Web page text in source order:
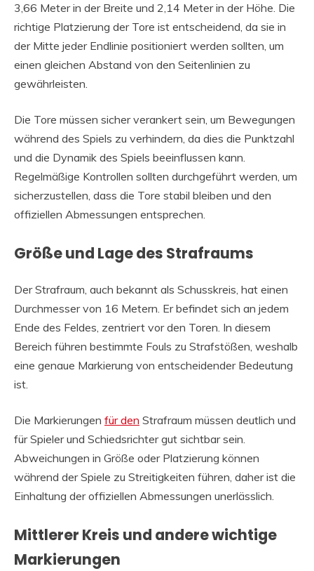
3,66 Meter in der Breite und 2,14 Meter in der Höhe. Die
richtige Platzierung der Tore ist entscheidend, da sie in
der Mitte jeder Endlinie positioniert werden sollten, um
einen gleichen Abstand von den Seitenlinien zu
gewährleisten.
Die Tore müssen sicher verankert sein, um Bewegungen
während des Spiels zu verhindern, da dies die Punktzahl
und die Dynamik des Spiels beeinflussen kann.
Regelmäßige Kontrollen sollten durchgeführt werden, um
sicherzustellen, dass die Tore stabil bleiben und den
offiziellen Abmessungen entsprechen.
Größe und Lage des Strafraums
Der Strafraum, auch bekannt als Schusskreis, hat einen
Durchmesser von 16 Metern. Er befindet sich an jedem
Ende des Feldes, zentriert vor den Toren. In diesem
Bereich führen bestimmte Fouls zu Strafstößen, weshalb
eine genaue Markierung von entscheidender Bedeutung
ist.
Die Markierungen für den Strafraum müssen deutlich und
für Spieler und Schiedsrichter gut sichtbar sein.
Abweichungen in Größe oder Platzierung können
während der Spiele zu Streitigkeiten führen, daher ist die
Einhaltung der offiziellen Abmessungen unerlässlich.
Mittlerer Kreis und andere wichtige
Markierungen